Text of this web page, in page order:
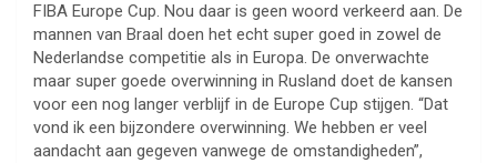
FIBA Europe Cup. Nou daar is geen woord verkeerd aan. De
mannen van Braal doen het echt super goed in zowel de
Nederlandse competitie als in Europa. De onverwachte
maar super goede overwinning in Rusland doet de kansen
voor een nog langer verblijf in de Europe Cup stijgen. “Dat
vond ik een bijzondere overwinning. We hebben er veel
aandacht aan gegeven vanwege de omstandigheden”,